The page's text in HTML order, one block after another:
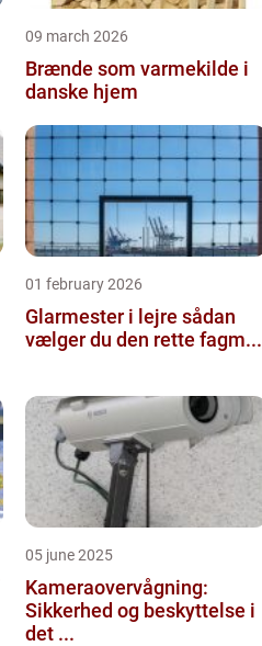
09 march 2026
Brænde som varmekilde i
danske hjem
01 february 2026
Glarmester i lejre sådan
vælger du den rette fagm...
05 june 2025
Kameraovervågning:
Sikkerhed og beskyttelse i
det ...